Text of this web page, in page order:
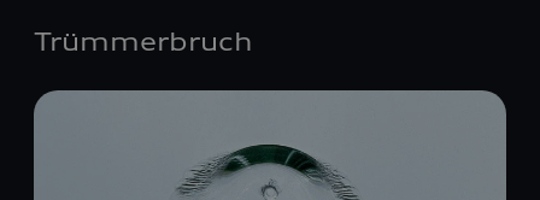
Trümmerbruch